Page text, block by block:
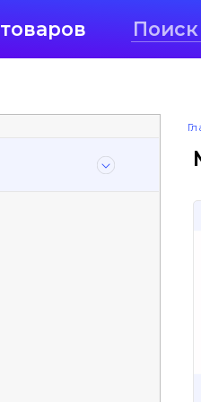
товаров